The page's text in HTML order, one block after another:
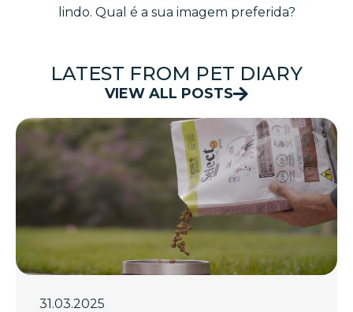
lindo. Qual é a sua imagem preferida?
LATEST FROM PET DIARY
VIEW ALL POSTS
31.03.2025